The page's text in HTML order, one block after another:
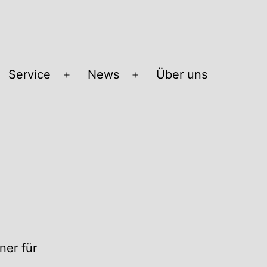
Service
Menü
News
Menü
Über uns
für